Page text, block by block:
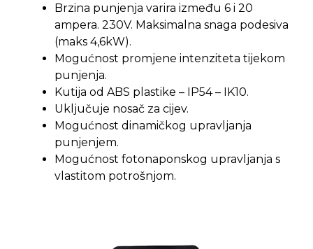
Brzina punjenja varira između 6 i 20
ampera. 230V. Maksimalna snaga podesiva
(maks 4,6kW).
Mogućnost promjene intenziteta tijekom
punjenja.
Kutija od ABS plastike – IP54 – IK10.
Uključuje nosač za cijev.
Mogućnost dinamičkog upravljanja
punjenjem.
Mogućnost fotonaponskog upravljanja s
vlastitom potrošnjom.